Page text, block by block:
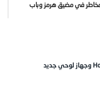
في مضيق هرمز وباب